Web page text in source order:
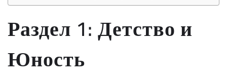
Раздел 1: Детство и
Юность